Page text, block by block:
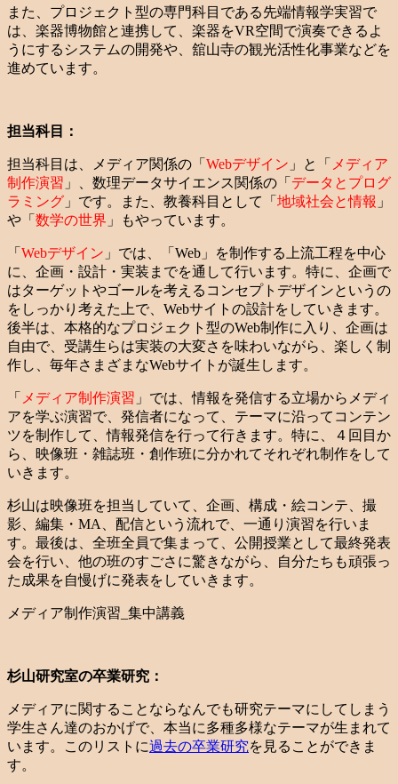
また、プロジェクト型の専門科目である先端情報学実習で
は、楽器博物館と連携して、楽器をVR空間で演奏できるよ
うにするシステムの開発や、舘山寺の観光活性化事業などを
進めています。
担当科目：
担当科目は、メディア関係の「 Webデザイン 」と「 メディア
制作演習 」、数理データサイエンス関係の「 データとプログ
ラミング 」です。また、教養科目として「 地域社会と情報 」
や「 数学の世界 」もやっています。
「 Webデザイン 」では、「Web」を制作する上流工程を中心
に、企画・設計・実装までを通して行います。特に、企画で
はターゲットやゴールを考えるコンセプトデザインというの
をしっかり考えた上で、Webサイトの設計をしていきます。
後半は、本格的なプロジェクト型のWeb制作に入り、企画は
自由で、受講生らは実装の大変さを味わいながら、楽しく制
作し、毎年さまざまなWebサイトが誕生します。
「 メディア制作演習 」では、情報を発信する立場からメディ
アを学ぶ演習で、発信者になって、テーマに沿ってコンテン
ツを制作して、情報発信を行って行きます。特に、４回目か
ら、映像班・雑誌班・創作班に分かれてそれぞれ制作をして
いきます。
杉山は映像班を担当していて、企画、構成・絵コンテ、撮
影、編集・MA、配信という流れで、一通り演習を行いま
す。最後は、全班全員で集まって、公開授業として最終発表
会を行い、他の班のすごさに驚きながら、自分たちも頑張っ
た成果を自慢げに発表をしていきます。
メディア制作演習_集中講義
杉山研究室の卒業研究：
メディアに関することならなんでも研究テーマにしてしまう
学生さん達のおかげで、本当に多種多様なテーマが生まれて
います。このリストに過去の卒業研究を見ることができま
す。